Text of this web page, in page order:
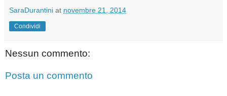
SaraDurantini at novembre 21, 2014
Condividi
Nessun commento:
Posta un commento